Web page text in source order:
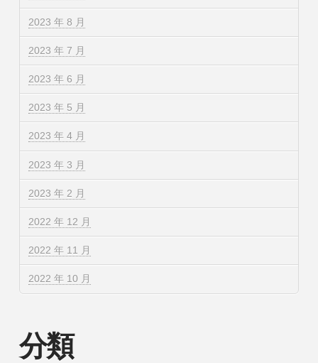
2023 年 8 月
2023 年 7 月
2023 年 6 月
2023 年 5 月
2023 年 4 月
2023 年 3 月
2023 年 2 月
2022 年 12 月
2022 年 11 月
2022 年 10 月
分類